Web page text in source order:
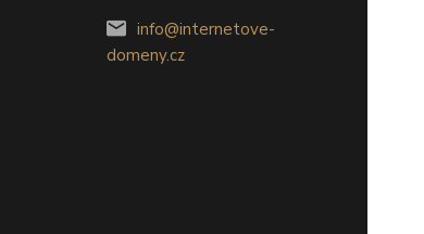
info@internetove-
domeny.cz